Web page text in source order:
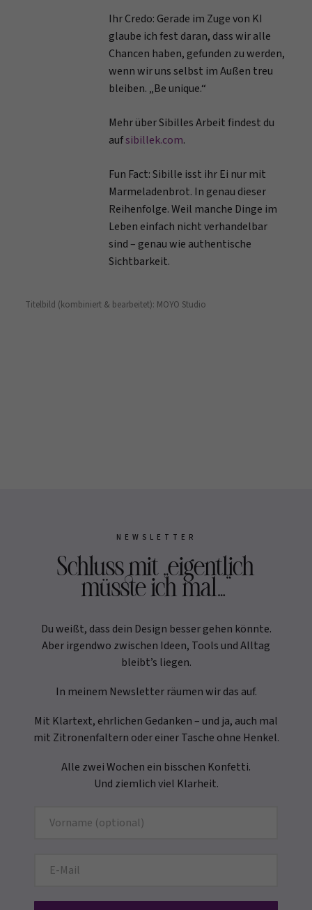
Ihr Credo: Gerade im Zuge von KI
glaube ich fest daran, dass wir alle
Chancen haben, gefunden zu werden,
wenn wir uns selbst im Außen treu
bleiben. „Be unique.“
Mehr über Sibilles Arbeit findest du
aufsibillek.com.
Fun Fact: Sibille isst ihr Ei nur mit
Marmeladenbrot. In genau dieser
Reihenfolge. Weil manche Dinge im
Leben einfach nicht verhandelbar
sind – genau wie authentische
Sichtbarkeit.
Titelbild (kombiniert & bearbeitet): MOYO Studio
NEWSLETTER
Schluss mit „eigentlich
müsste ich mal…“
Du weißt, dass dein Design besser gehen könnte.
Aber irgendwo zwischen Ideen, Tools und Alltag
bleibt’s liegen.
In meinem Newsletter räumen wir das auf.
Mit Klartext, ehrlichen Gedanken – und ja, auch mal
mit Zitronenfaltern oder einer Tasche ohne Henkel.
Alle zwei Wochen ein bisschen Konfetti.
Und ziemlich viel Klarheit.